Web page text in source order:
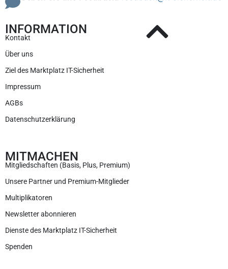
INFORMATION
Kontakt
Über uns
Ziel des Marktplatz IT-Sicherheit
Impressum
AGBs
Datenschutzerklärung
MITMACHEN
Mitgliedschaften (Basis, Plus, Premium)
Unsere Partner und Premium-Mitglieder
Multiplikatoren
Newsletter abonnieren
Dienste des Marktplatz IT-Sicherheit
Spenden